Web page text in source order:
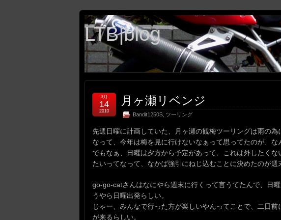
LTB|blog
月ヶ瀬リベンジ
Bandit1250S ツーリング
3月
14
2010
先週日曜に計画していた、月ヶ瀬の観梅ツーリングは雨の
なって、今年は梅を見に行けないなぁって思ってたのが、な
でもなぁ、日曜は夕方から予定があって、これは外したく
たいってなって、なかば強引にねじ込むことに決めたのが週
go-go-catさんはなにやら週末に行くって言うてたんで、日
うやら日曜出発らしい。
じゃー、みんなで行った方が楽しいやんってことで、二日
が来るらしい。